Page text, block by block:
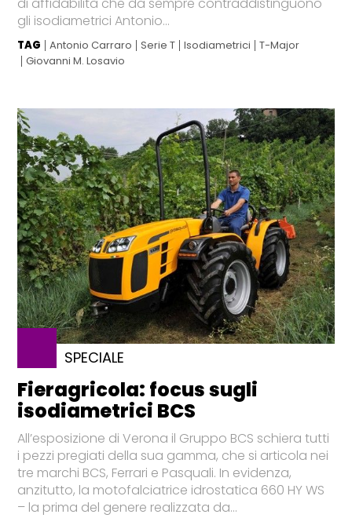
gli isodiametrici Antonio...
TAG Antonio Carraro Serie T Isodiametrici
T-Major
Giovanni M. Losavio
SPECIALE
Fieragricola: focus sugli
isodiametrici BCS
All’esposizione di Verona il Gruppo BCS schiera tutti
i pezzi pregiati della sua gamma, che si articola nei
tre marchi BCS, Ferrari e Pasquali. In evidenza,
anzitutto, la motofalciatrice idrostatica 660 HY WS
– la prima del genere realizzata da...